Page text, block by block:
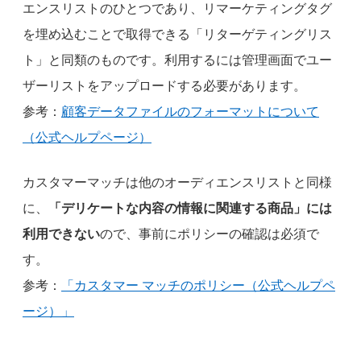
エンスリストのひとつであり、リマーケティングタグ
を埋め込むことで取得できる「リターゲティングリス
ト」と同類のものです。利用するには管理画面でユー
ザーリストをアップロードする必要があります。
参考： 顧客データファイルのフォーマットについて
（公式ヘルプページ）
カスタマーマッチは他のオーディエンスリストと同様
に、
「デリケートな内容の情報に関連する商品」には
利用できないので、事前にポリシーの確認は必須で
す。
参考：
「カスタマー マッチのポリシー（公式ヘルプペ
ージ）」